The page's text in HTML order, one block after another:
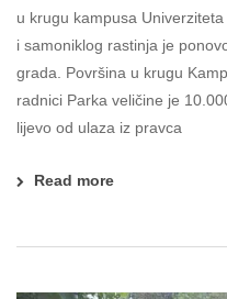
u krugu kampusa
i samoniklog rastinja je
grada. Površina u krugu
radnici Parka veličine je
lijevo od ulaza iz pravca
Read more